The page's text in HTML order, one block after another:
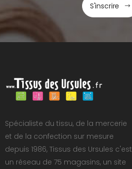
S'inscrire
Spécialiste du tissu, de la mercerie
et de la confection sur mesure
depuis 1986, Tissus des Ursules c'est
un réseau de 75 magasins, un site